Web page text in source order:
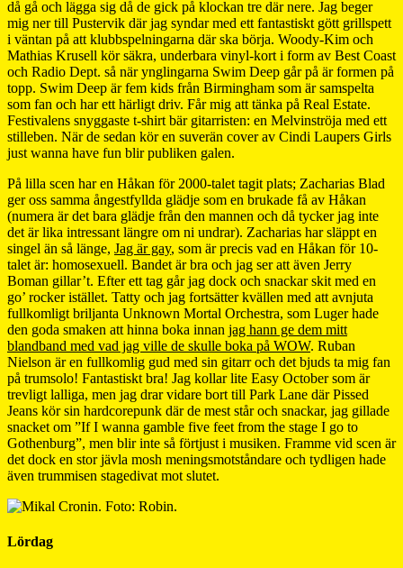
då gå och lägga sig då de gick på klockan tre där nere. Jag beger
mig ner till Pustervik där jag syndar med ett fantastiskt gött grillspett
i väntan på att klubbspelningarna där ska börja. Woody-Kim och
Mathias Krusell kör säkra, underbara vinyl-kort i form av Best Coast
och Radio Dept. så när ynglingarna Swim Deep går på är formen på
topp. Swim Deep är fem kids från Birmingham som är samspelta
som fan och har ett härligt driv. Får mig att tänka på Real Estate.
Festivalens snyggaste t-shirt bär gitarristen: en Melvinströja med ett
stilleben. När de sedan kör en suverän cover av Cindi Laupers Girls
just wanna have fun blir publiken galen.
På lilla scen har en Håkan för 2000-talet tagit plats; Zacharias Blad
ger oss samma ångestfyllda glädje som en brukade få av Håkan
(numera är det bara glädje från den mannen och då tycker jag inte
det är lika intressant längre om ni undrar). Zacharias har släppt en
singel än så länge, Jag är gay, som är precis vad en Håkan för 10-
talet är: homosexuell. Bandet är bra och jag ser att även Jerry
Boman gillar’t. Efter ett tag går jag dock och snackar skit med en
go’ rocker istället. Tatty och jag fortsätter kvällen med att avnjuta
fullkomligt briljanta Unknown Mortal Orchestra, som Luger hade
den goda smaken att hinna boka innan jag hann ge dem mitt
blandband med vad jag ville de skulle boka på WOW. Ruban
Nielson är en fullkomlig gud med sin gitarr och det bjuds ta mig fan
på trumsolo! Fantastiskt bra! Jag kollar lite Easy October som är
trevligt lalliga, men jag drar vidare bort till Park Lane där Pissed
Jeans kör sin hardcorepunk där de mest står och snackar, jag gillade
snacket om ”If I wanna gamble five feet from the stage I go to
Gothenburg”, men blir inte så förtjust i musiken. Framme vid scen är
det dock en stor jävla mosh meningsmotståndare och tydligen hade
även trummisen stagedivat mot slutet.
Lördag